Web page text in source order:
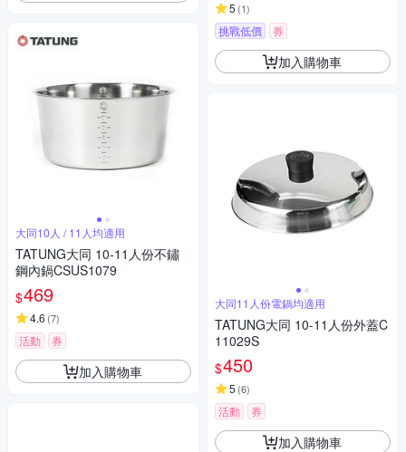
大同10人 / 11人均適用
TATUNG大同 10-11人份不鏽
鋼內鍋CSUS1079
$469
4.6 (7)
活動 券
加入購物車
5 (1)
挑戰低價 券
加入購物車
大同11人份電鍋均適用
TATUNG大同 10-11人份外蓋C
11029S
$450
5 (6)
活動 券
加入購物車